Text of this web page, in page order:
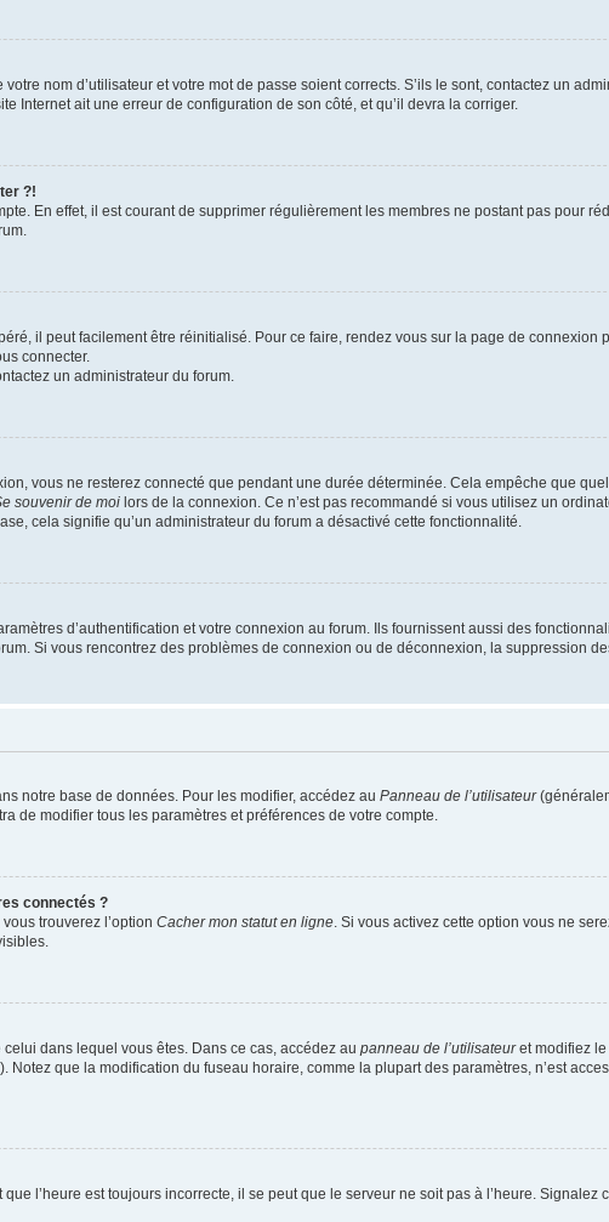
nom d’utilisateur et votre mot de passe soient corrects. S’ils le sont, contactez un
Internet ait une erreur de configuration de son côté, et qu’il devra la corriger.
?!
En effet, il est courant de supprimer régulièrement les membres ne postant pas pour
il peut facilement être réinitialisé. Pour ce faire, rendez vous sur la page de connexion
connecter.
un administrateur du forum.
vous ne resterez connecté que pendant une durée déterminée. Cela empêche que
souvenir de moi lors de la connexion. Ce n’est pas recommandé si vous utilisez un
cela signifie qu’un administrateur du forum a désactivé cette fonctionnalité.
d’authentification et votre connexion au forum. Ils fournissent aussi des
Si vous rencontrez des problèmes de connexion ou de déconnexion, la suppression
notre base de données. Pour les modifier, accédez au Panneau de l’utilisateur
de modifier tous les paramètres et préférences de votre compte.
connectés ?
trouverez l’option Cacher mon statut en ligne . Si vous activez cette option vous ne
dans lequel vous êtes. Dans ce cas, accédez au panneau de l’utilisateuret modifiez le
Notez que la modification du fuseau horaire, comme la plupart des paramètres, n’est
l’heure est toujours incorrecte, il se peut que le serveur ne soit pas à l’heure. Signalez